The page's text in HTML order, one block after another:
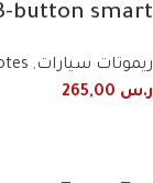
button smart
ريموتات سيارات,
ر.س